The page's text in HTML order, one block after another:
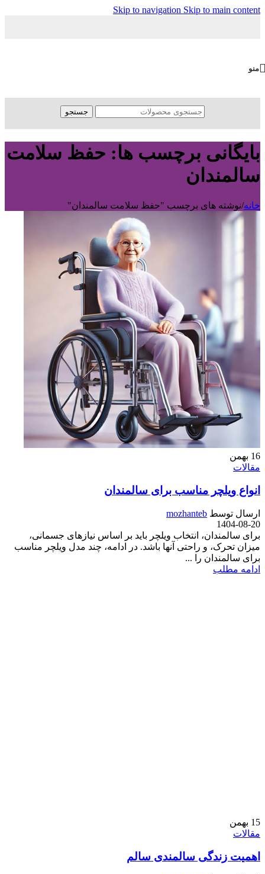
Skip to navigation Skip to main content
منو
جستجو
بایگانی برچسب ها: حفظ سلامت
سالمندان
خانه/نوشته های برچسب "حفظ سلامت سالمندان"
16 بهمن
مقالات
انواع ویلچر مناسب برای سالمندان
ارسال توسط mozhanteb
1404-08-20
برای سالمندان، انتخاب ویلچر باید بر اساس نیازهای جسمانی،
میزان تحرک، و راحتی آنها باشد. در ادامه، چند مدل ویلچر مناسب
برای سالمندان را ...
ادامه مطلب
15 بهمن
مقالات
اهمیت زندگی سالمندی سالم